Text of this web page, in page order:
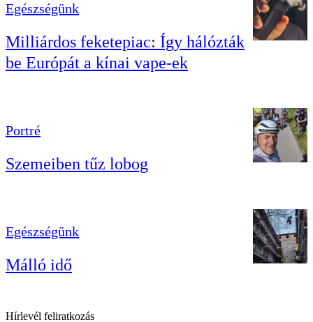
Egészségünk
Milliárdos feketepiac: Így hálózták
be Európát a kínai vape-ek
Portré
Szemeiben tűz lobog
Egészségünk
Málló idő
Hírlevél feliratkozás